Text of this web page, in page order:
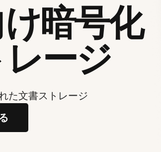
暗号化
ージ
た文書ストレージ